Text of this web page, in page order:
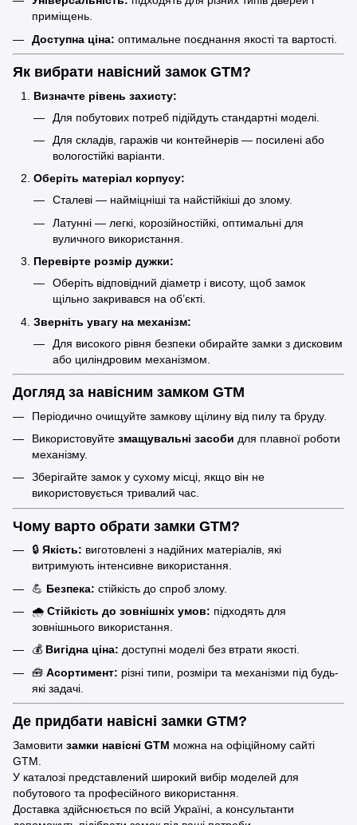
приміщень.
Доступна ціна: оптимальне поєднання якості та вартості.
Як вибрати навісний замок GTM?
Визначте рівень захисту:
Для побутових потреб підійдуть стандартні моделі.
Для складів, гаражів чи контейнерів — посилені або
вологостійкі варіанти.
Оберіть матеріал корпусу:
Сталеві — найміцніші та найстійкіші до злому.
Латунні — легкі, корозійностійкі, оптимальні для
вуличного використання.
Перевірте розмір дужки:
Оберіть відповідний діаметр і висоту, щоб замок
щільно закривався на об’єкті.
Зверніть увагу на механізм:
Для високого рівня безпеки обирайте замки з дисковим
або циліндровим механізмом.
Догляд за навісним замком GTM
Періодично очищуйте замкову щілину від пилу та бруду.
Використовуйте змащувальні засоби для плавної роботи
механізму.
Зберігайте замок у сухому місці, якщо він не
використовується тривалий час.
Чому варто обрати замки GTM?
🔒 Якість: виготовлені з надійних матеріалів, які
витримують інтенсивне використання.
💪 Безпека: стійкість до спроб злому.
🌧️ Стійкість до зовнішніх умов: підходять для
зовнішнього використання.
💰 Вигідна ціна: доступні моделі без втрати якості.
🧰 Асортимент: різні типи, розміри та механізми під будь-
які задачі.
Де придбати навісні замки GTM?
Замовити замки навісні GTM можна на офіційному сайті
GTM
У каталозі представлений широкий вибір моделей для
побутового та професійного використання.
Доставка здійснюється по всій Україні, а консультанти